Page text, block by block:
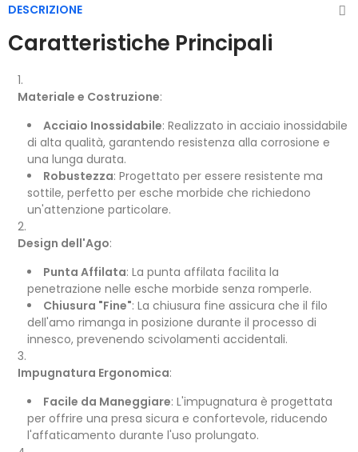
DESCRIZIONE
Caratteristiche Principali
Materiale e Costruzione:
Acciaio Inossidabile: Realizzato in acciaio inossidabile
di alta qualità, garantendo resistenza alla corrosione e
una lunga durata.
Robustezza: Progettato per essere resistente ma
sottile, perfetto per esche morbide che richiedono
un'attenzione particolare.
Design dell'Ago:
Punta Affilata: La punta affilata facilita la
penetrazione nelle esche morbide senza romperle.
Chiusura "Fine": La chiusura fine assicura che il filo
dell'amo rimanga in posizione durante il processo di
innesco, prevenendo scivolamenti accidentali.
Impugnatura Ergonomica:
Facile da Maneggiare: L'impugnatura è progettata
per offrire una presa sicura e confortevole, riducendo
l'affaticamento durante l'uso prolungato.